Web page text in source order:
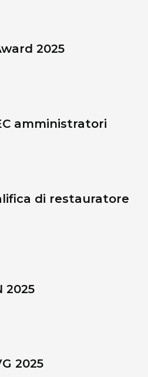
2025
amministratori
di restauratore
2025
2025